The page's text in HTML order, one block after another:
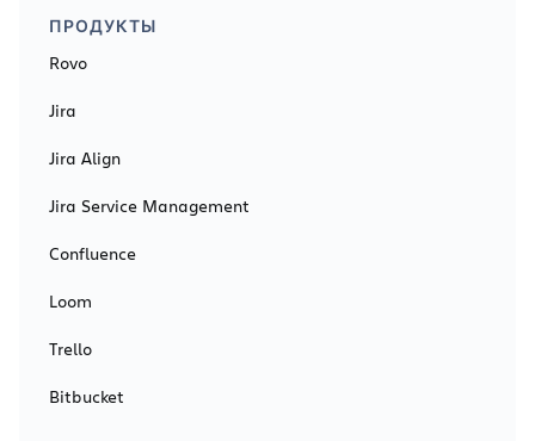
ПРОДУКТЫ
Rovo
Jira
Jira Align
Jira Service Management
Confluence
Loom
Trello
Bitbucket